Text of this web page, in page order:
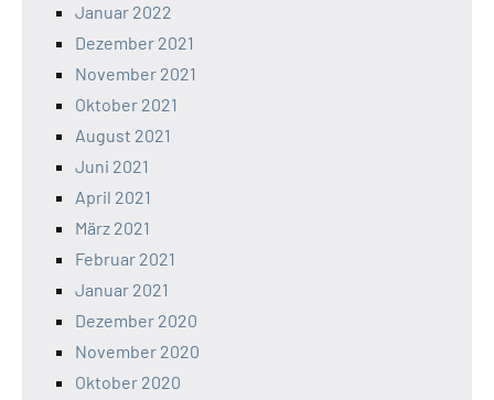
Januar 2022
Dezember 2021
November 2021
Oktober 2021
August 2021
Juni 2021
April 2021
März 2021
Februar 2021
Januar 2021
Dezember 2020
November 2020
Oktober 2020